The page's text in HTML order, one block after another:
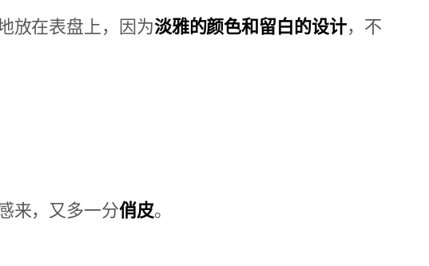
放在表盘上，因为淡雅的颜色和留白的设计，不
来，又多一分俏皮。